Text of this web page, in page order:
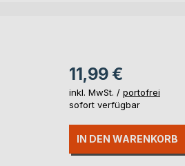
11,99 €
inkl. MwSt. / portofrei
sofort verfügbar
IN DEN WARENKORB